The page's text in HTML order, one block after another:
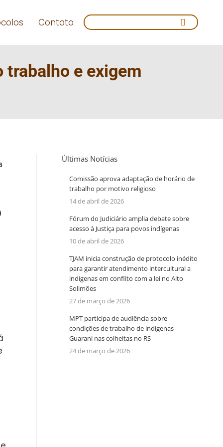
Contato Search:
e exigem
Últimas Notícias
Comissão aprova adaptação de horário de
trabalho por motivo religioso
14 de abril de 2026
Fórum do Judiciário amplia debate sobre
acesso à Justiça para povos indígenas
10 de abril de 2026
TJAM inicia construção de protocolo inédito
para garantir atendimento intercultural a
indígenas em conflito com a lei no Alto
Solimões
27 de março de 2026
MPT participa de audiência sobre
condições de trabalho de indígenas
Guarani nas colheitas no RS
24 de março de 2026